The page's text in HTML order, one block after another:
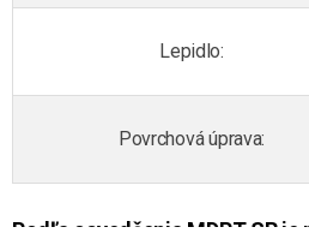
Lepidlo:
Povrchová úprava:
Podľa osvedčenia MDPT SR